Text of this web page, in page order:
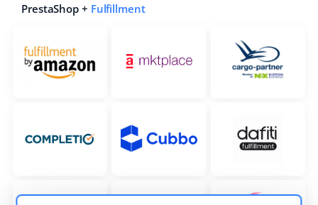
PrestaShop + Fulfillment